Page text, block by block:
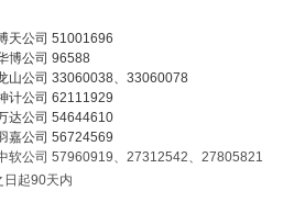
天公司 51001696
博公司 96588
山公司 33060038、 33060078
计公司 62111929
达公司 54644610
嘉公司 56724569
软公司 57960919、 27312542、 27805821
日起90天内